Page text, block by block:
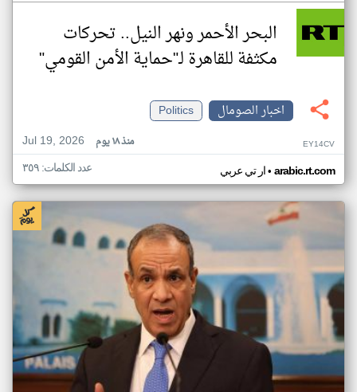
البحر الأحمر ونهر النيل.. تحركات
مكثفة للقاهرة لـ"حماية الأمن القومي"
اخبار الصومال
Politics
Jul 19, 2026
منذ ١٨ يوم EY14CV
ار تي عربي• arabic.rt.com عدد الكلمات: ٣٥٩